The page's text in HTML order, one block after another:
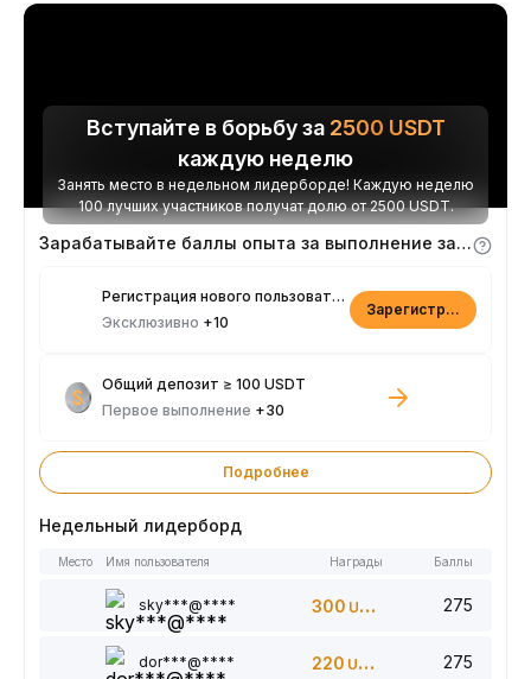
Вступайте в борьбу за 2500 USDT
каждую неделю
Занять место в недельном лидерборде! Каждую неделю
100 лучших участников получат долю от 2500 USDT.
Зарабатывайте баллы опыта за выполнение заданий
Регистрация нового пользователя
Эксклюзивно +10
Зарегистрироваться
Общий депозит ≥ 100 USDT
Первое выполнение +30
Подробнее
Недельный лидерборд
Место Имя пользователя Награды Баллы
sky***@**** 300 USDT 275
dor***@**** 220 USDT 275